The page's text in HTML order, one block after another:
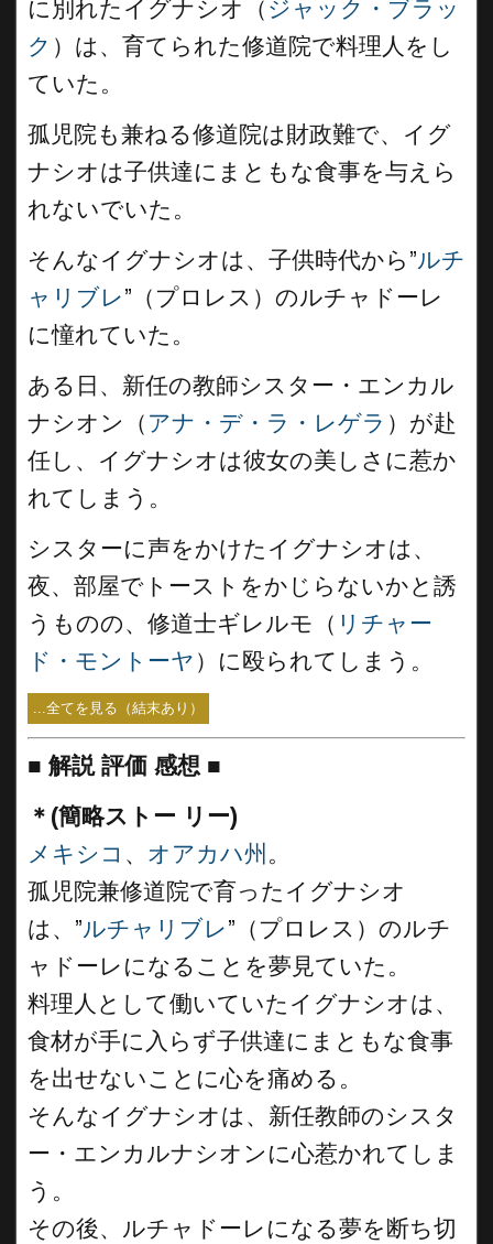
に別れたイグナシオ（ ジャック・ブラッ
ク ）は、育てられた修道院で料理人をし
ていた。
孤児院も兼ねる修道院は財政難で、イグ
ナシオは子供達にまともな食事を与えら
れないでいた。
そんなイグナシオは、子供時代から”ルチ
ャリブレ”（プロレス）のルチャドーレ
に憧れていた。
ある日、新任の教師シスター・エンカル
ナシオン（ アナ・デ・ラ・レゲラ ）が赴
任し、イグナシオは彼女の美しさに惹か
れてしまう。
シスターに声をかけたイグナシオは、
夜、部屋でトーストをかじらないかと誘
うものの、修道士ギレルモ（ リチャー
ド・モントーヤ ）に殴られてしまう。
...全てを見る（結末あり）
■ 解説 評価 感想 ■
＊(簡略ストー リー)
メキシコ 、 オアカハ州 。
孤児院兼修道院で育ったイグナシオ
は、”ルチャリブレ”（プロレス）のルチ
ャドーレになることを夢見ていた。
料理人として働いていたイグナシオは、
食材が手に入らず子供達にまともな食事
を出せないことに心を痛める。
そんなイグナシオは、新任教師のシスタ
ー・エンカルナシオンに心惹かれてしま
う。
その後、ルチャドーレになる夢を断ち切